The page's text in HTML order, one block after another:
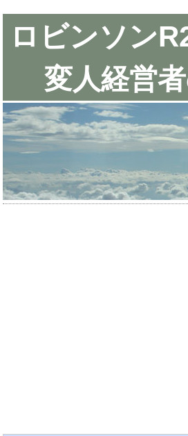
ロビンソン
変人経営